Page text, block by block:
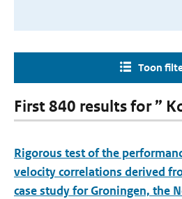
Toon
First 840 results for ”
Rigorous test of the
velocity correlations derived
case study for Groningen, the